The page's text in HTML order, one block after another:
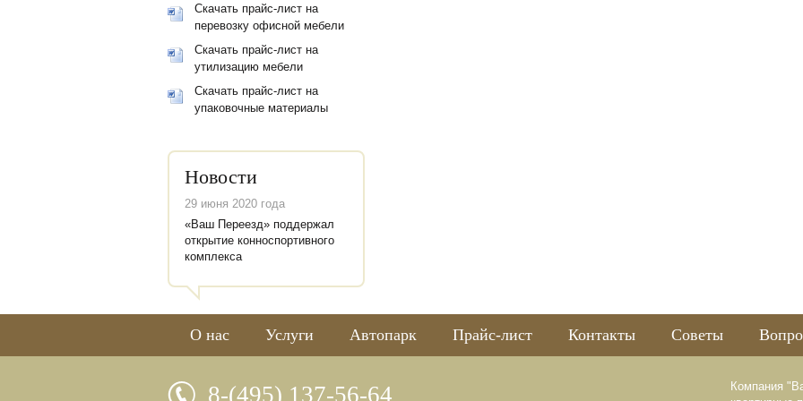
Скачать прайс-лист на
перевозку офисной мебели
Скачать прайс-лист на
утилизацию мебели
Скачать прайс-лист на
упаковочные материалы
Новости
29 июня 2020 года
«Ваш Переезд» поддержал
открытие конноспортивного
комплекса
О нас Услуги Автопарк Прайс-лист Контакты Советы
8-(495) 137-56-64
Компания